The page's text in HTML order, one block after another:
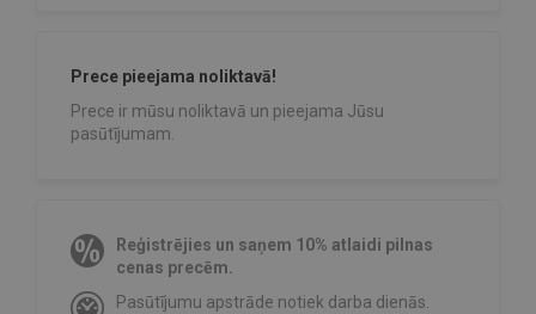
Prece pieejama noliktavā!
Prece ir mūsu noliktavā un pieejama Jūsu
pasūtījumam.
Reģistrējies un saņem 10% atlaidi pilnas
cenas precēm.
Pasūtījumu apstrāde notiek darba dienās.